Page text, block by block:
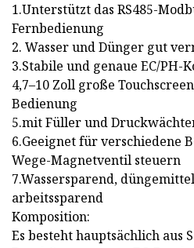
1.Unterstützt das RS485-
Fernbedienung
2. Wasser und Dünger gut
3.Stabile und genaue EC/PH-
4,7–10 Zoll große
Bedienung
5.mit Füller und
6.Geeignet für verschiedene
Wege-Magnetventil steuern
7.Wassersparend,
arbeitssparend
Komposition:
Es besteht hauptsächlich aus